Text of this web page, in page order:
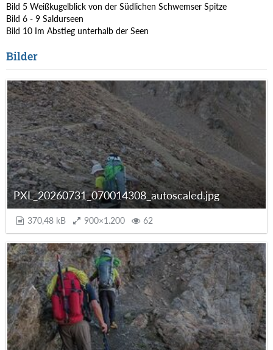
Bild 5 Weißkugelblick von der Südlichen Schwemser Spitze
Bild 6 - 9 Saldurseen
Bild 10 Im Abstieg unterhalb der Seen
Bilder
PXL_20260731_070014308_autoscaled.jpg
370,48 kB 900×1.200 62